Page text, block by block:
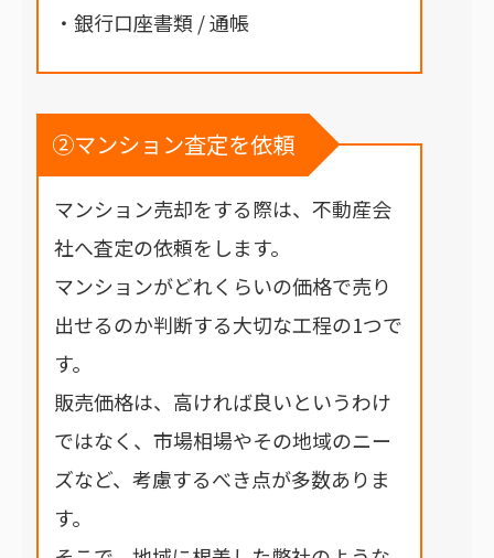
・銀行口座書類 / 通帳
②マンション査定を依頼
マンション売却をする際は、不動産会
社へ査定の依頼をします。
マンションがどれくらいの価格で売り
出せるのか判断する大切な工程の1つで
す。
販売価格は、高ければ良いというわけ
ではなく、市場相場やその地域のニー
ズなど、考慮するべき点が多数ありま
す。